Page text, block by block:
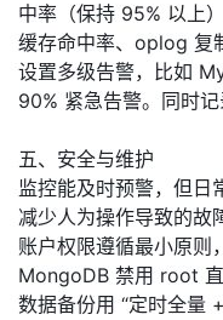
中率（保持 95% 以上
缓存命中率、oplog 复
设置多级告警，比如
90% 紧急告警。同时记
五、安全与维护
监控能及时预警，但日
减少人为操作导致的故
账户权限遵循最小原则
MongoDB 禁用 root 直
数据备份用 “定时全量